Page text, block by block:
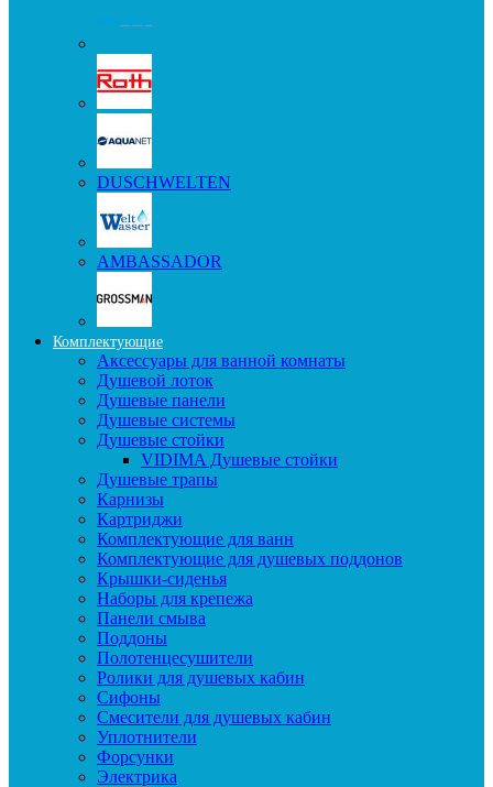
DUSCHWELTEN
AMBASSADOR
Комплектующие
Аксессуары для ванной комнаты
Душевой лоток
Душевые панели
Душевые системы
Душевые стойки
VIDIMA Душевые стойки
Душевые трапы
Карнизы
Картриджи
Комплектующие для ванн
Комплектующие для душевых поддонов
Крышки-сиденья
Наборы для крепежа
Панели смыва
Поддоны
Полотенцесушители
Ролики для душевых кабин
Сифоны
Смесители для душевых кабин
Уплотнители
Форсунки
Электрика